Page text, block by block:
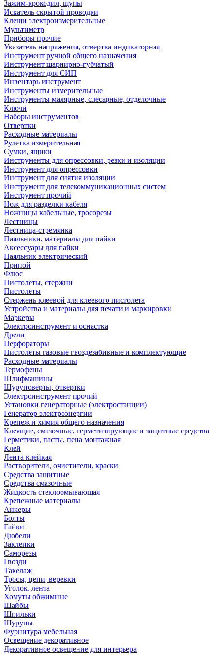
Зажим-крокодил, щупы
Искатель скрытой проводки
Клещи электроизмерительные
Мультиметр
Приборы прочие
Указатель напряжения, отвертка индикаторная
Инструмент ручной общего назначения
Инструмент шарнирно-губчатый
Инструмент для СИП
Инвентарь инструмент
Инструменты измерительные
Инструменты малярные, слесарные, отделочные
Ключи
Наборы инструментов
Отвертки
Расходные материалы
Рулетка измерительная
Сумки, ящики
Инструменты для опрессовки, резки и изоляции
Инструмент для опрессовки
Инструмент для снятия изоляции
Инструмент для телекоммуникационных систем
Инструмент прочий
Нож для разделки кабеля
Ножницы кабельные, тросорезы
Лестницы
Лестница-стремянка
Паяльники, материалы для пайки
Аксессуары для пайки
Паяльник электрический
Припой
Флюс
Пистолеты, стержни
Пистолеты
Стержень клеевой для клеевого пистолета
Устройства и материалы для печати и маркировки
Маркеры
Электроинструмент и оснастка
Дрели
Перфораторы
Пистолеты газовые гвоздезабивные и комплектующие
Расходные материалы
Термофены
Шлифмашины
Шуруповерты, отвертки
Электроинструмент прочий
Установки генераторные (электростанции)
Генератор электроэнергии
Крепеж и химия общего назначения
Клеящие, смазочные, герметизирующие и защитные средства
Герметики, пасты, пена монтажная
Клей
Лента клейкая
Растворители, очистители, краски
Средства защитные
Средства смазочные
Жидкость стеклоомывающая
Крепежные материалы
Анкеры
Болты
Гайки
Дюбели
Заклепки
Саморезы
Гвозди
Такелаж
Тросы, цепи, веревки
Уголок, лента
Хомуты обжимные
Шайбы
Шпильки
Шурупы
Фурнитура мебельная
Освещение декоративное
Декоративное освещение для интерьера